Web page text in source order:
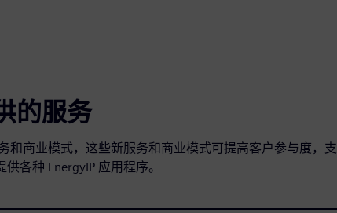
的服务
和商业模式，这些新服务和商业模式可提高客户参与度，支
各种 EnergyIP 应用程序。